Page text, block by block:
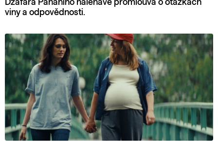
Džafara Panahího naléhavě promlouvá o otázkách
viny a odpovědnosti.